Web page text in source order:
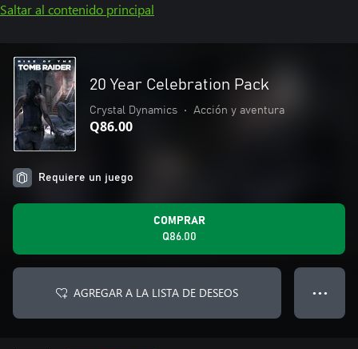
Saltar al contenido principal
20 Year Celebration Pack
Crystal Dynamics • Acción y aventura
Q86.00
Requiere un juego
COMPRAR
Q86.00
AGREGAR A LA LISTA DE DESEOS ● ● ●